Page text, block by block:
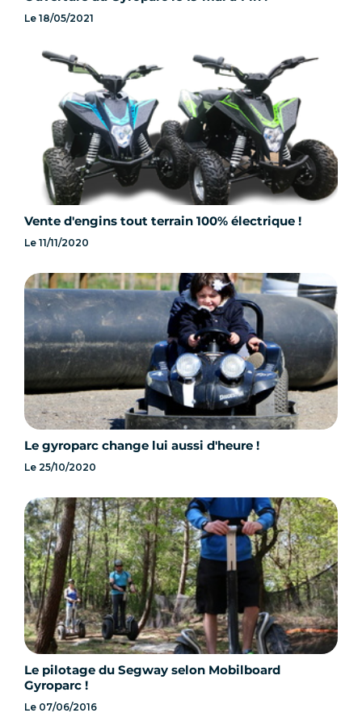
Le 18/05/2021
Vente d'engins tout terrain 100% électrique !
Le 11/11/2020
Le gyroparc change lui aussi d'heure !
Le 25/10/2020
Le pilotage du Segway selon Mobilboard
Gyroparc !
Le 07/06/2016